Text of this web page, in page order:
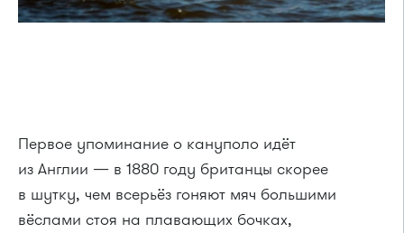
Первое упоминание о кануполо идёт
из Англии — в 1880 году британцы скорее
в шутку, чем всерьёз гоняют мяч большими
вёслами стоя на плавающих бочках,